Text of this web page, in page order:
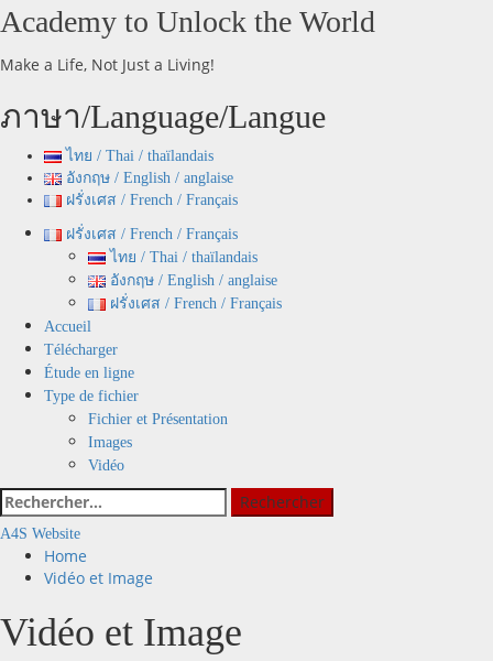
Skip
to
content
Academy to Unlock the World
Make a Life, Not Just a Living!
ภาษา/Language/Langue
ไทย / Thai / thaïlandais
อังกฤษ / English / anglaise
ฝรั่งเศส / French / Français
Primary
ฝรั่งเศส / French / Français
ไทย / Thai / thaïlandais
อังกฤษ / English / anglaise
ฝรั่งเศส / French / Français
Accueil
Télécharger
Étude en ligne
Type de fichier
Fichier et Présentation
Images
Vidéo
Rechercher :
A4S Website
Home
Vidéo et Image
Vidéo et Image